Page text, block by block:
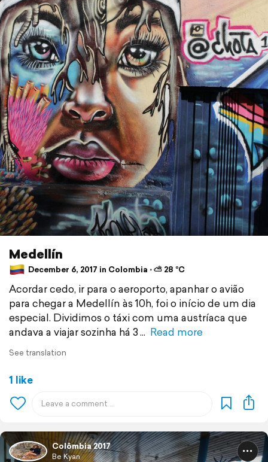
Medellín
December 6, 2017 in Colombia ⋅ ⛅ 28 °C
Acordar cedo, ir para o aeroporto, apanhar o avião
para chegar a Medellín às 10h, foi o início de um dia
especial. Dividimos o táxi com uma austríaca que
andava a viajar sozinha há 3
Read more
See translation
1 like
Colômbia 2017
Be Kyan